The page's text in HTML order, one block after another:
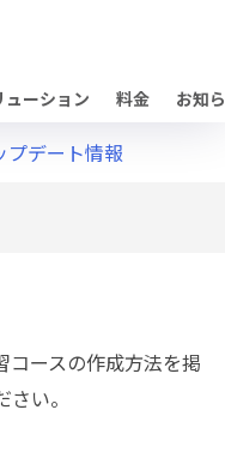
ーション 料金 お知
プデート情報
コースの作成方法を掲
い。